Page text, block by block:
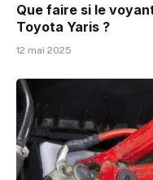
Que faire si le
Toyota Yaris ?
12 mai 2025